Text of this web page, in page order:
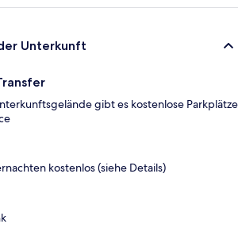
Unterkunft
gibt es kostenlose Parkplätze
kostenlos (siehe Details)